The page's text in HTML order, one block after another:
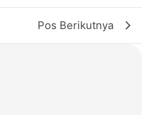
Pos Berikutnya